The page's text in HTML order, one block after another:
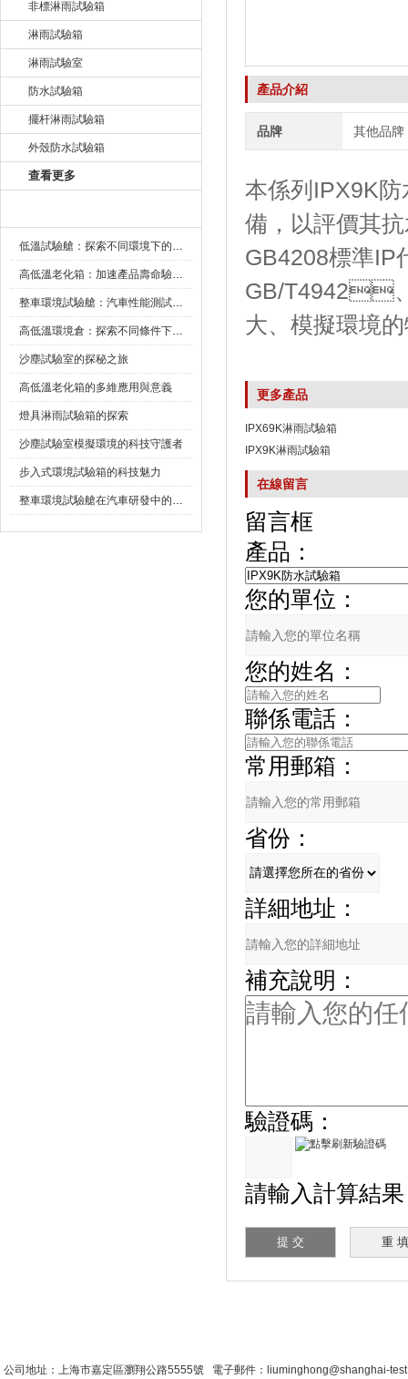
非標淋雨試驗箱
淋雨試驗箱
淋雨試驗室
防水試驗箱
擺杆淋雨試驗箱
外殼防水試驗箱
查看更多
低溫試驗艙：探索不同環境下的科技邊界
高低溫老化箱：加速產品壽命驗證的可靠夥伴
整車環境試驗艙：汽車性能測試的設備
高低溫環境倉：探索不同條件下的科學奧秘
沙塵試驗室的探秘之旅
高低溫老化箱的多維應用與意義
燈具淋雨試驗箱的探索
沙塵試驗室模擬環境的科技守護者
步入式環境試驗箱的科技魅力
整車環境試驗艙在汽車研發中的作用
產品介紹
品牌 其他品牌
本係列IPX9K防
備，以評價
GB4208標準IP
GB/T4942、
大、模擬環境的
更多產品
IPX69K淋雨試驗箱
IPX9K淋雨試驗箱
在線留言
留言框
產品：
您的單位：
您的姓名：
聯係電話：
常用郵箱：
省份：
詳細地址：
補充說明：
驗證碼：
請輸入計算結果
公司地址：上海市嘉定區瀏翔公路5555號 電子郵件：liuminghong@shanghai-